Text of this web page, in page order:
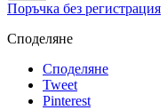
Поръчка без регистрация
Споделяне
Споделяне
Tweet
Pinterest